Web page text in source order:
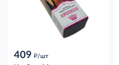
409 д/шт